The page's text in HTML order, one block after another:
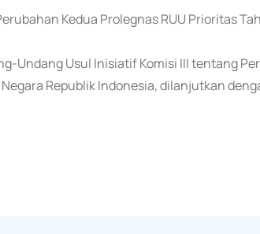
Kedua Prolegnas RUU Prioritas
Undang Usul Inisiatif Komisi III tentang
Republik Indonesia, dilanjutkan